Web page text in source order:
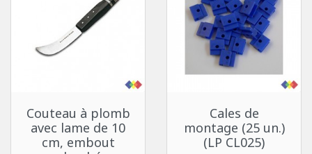
Couteau à plomb
avec lame de 10
cm, embout
Cales de
montage (25 un.)
(LP CL025)